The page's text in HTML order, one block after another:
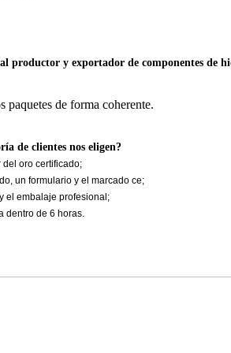
productor y exportador de componentes de
paquetes de forma coherente.
de clientes nos eligen?
del oro certificado;
un formulario y el marcado ce;
el embalaje profesional;
dentro de 6 horas.